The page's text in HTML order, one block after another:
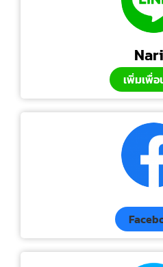
เพิ่มเพื่อ